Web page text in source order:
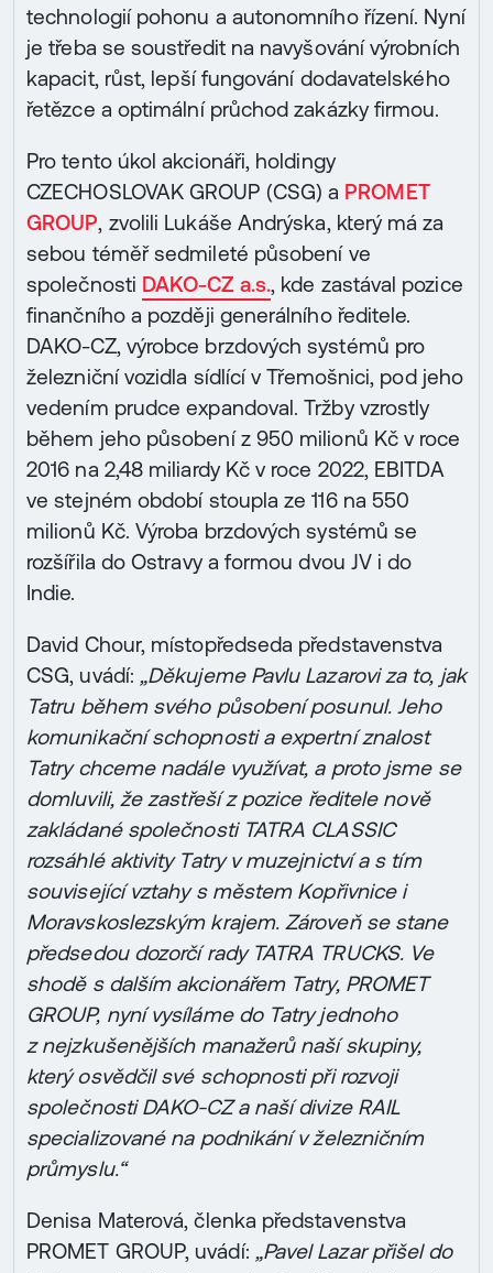
technologií pohonu a autonomního řízení. Nyní
je třeba se soustředit na navyšování výrobních
kapacit, růst, lepší fungování dodavatelského
řetězce a optimální průchod zakázky firmou.
Pro tento úkol akcionáři, holdingy
CZECHOSLOVAK GROUP (CSG) a PROMET
GROUP, zvolili Lukáše Andrýska, který má za
sebou téměř sedmileté působení ve
společnosti DAKO-CZ a.s., kde zastával pozice
finančního a později generálního ředitele.
DAKO-CZ, výrobce brzdových systémů pro
železniční vozidla sídlící v Třemošnici, pod jeho
vedením prudce expandoval. Tržby vzrostly
během jeho působení z 950 milionů Kč v roce
2016 na 2,48 miliardy Kč v roce 2022, EBITDA
ve stejném období stoupla ze 116 na 550
milionů Kč. Výroba brzdových systémů se
rozšířila do Ostravy a formou dvou JV i do
Indie.
David Chour, místopředseda představenstva
CSG, uvádí: „Děkujeme Pavlu Lazarovi za to, jak
Tatru během svého působení posunul. Jeho
komunikační schopnosti a expertní znalost
Tatry chceme nadále využívat, a proto jsme se
domluvili, že zastřeší z pozice ředitele nově
zakládané společnosti TATRA CLASSIC
rozsáhlé aktivity Tatry v muzejnictví a s tím
související vztahy s městem Kopřivnice i
Moravskoslezským krajem. Zároveň se stane
předsedou dozorčí rady TATRA TRUCKS. Ve
shodě s dalším akcionářem Tatry, PROMET
GROUP, nyní vysíláme do Tatry jednoho
z nejzkušenějších manažerů naší skupiny,
který osvědčil své schopnosti při rozvoji
společnosti DAKO-CZ a naší divize RAIL
specializované na podnikání v železničním
průmyslu.“
Denisa Materová, členka představenstva
PROMET GROUP, uvádí: „Pavel Lazar přišel do